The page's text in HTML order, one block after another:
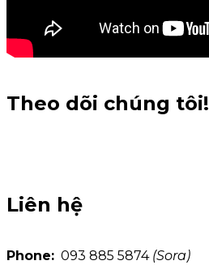
Theo dõi chúng tôi!
Liên hệ
Phone: 093 885 5874 (Sora)